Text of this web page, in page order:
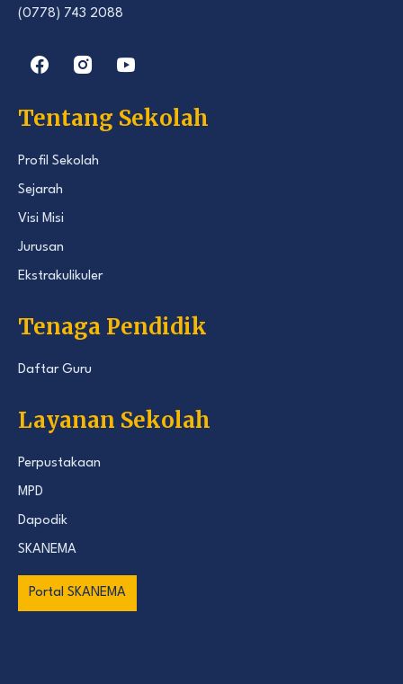
(0778) 743 2088
Tentang Sekolah
Profil Sekolah
Sejarah
Visi Misi
Jurusan
Ekstrakulikuler
Tenaga Pendidik
Daftar Guru
Layanan Sekolah
Perpustakaan
MPD
Dapodik
SKANEMA
Portal SKANEMA